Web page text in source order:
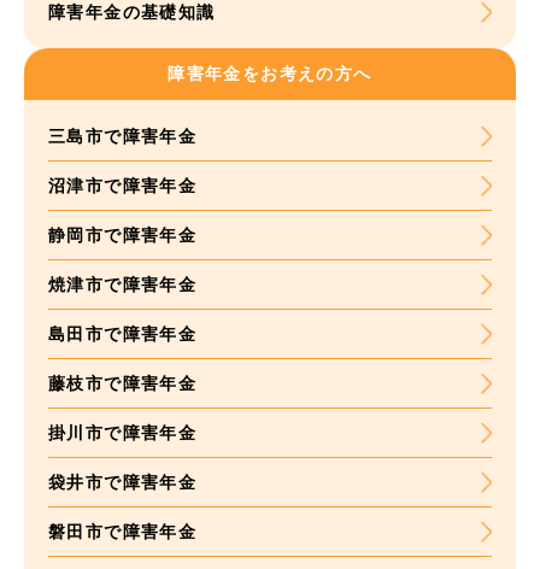
障害年金の基礎知識
障害年金をお考えの方へ
三島市で障害年金
沼津市で障害年金
静岡市で障害年金
焼津市で障害年金
島田市で障害年金
藤枝市で障害年金
掛川市で障害年金
袋井市で障害年金
磐田市で障害年金